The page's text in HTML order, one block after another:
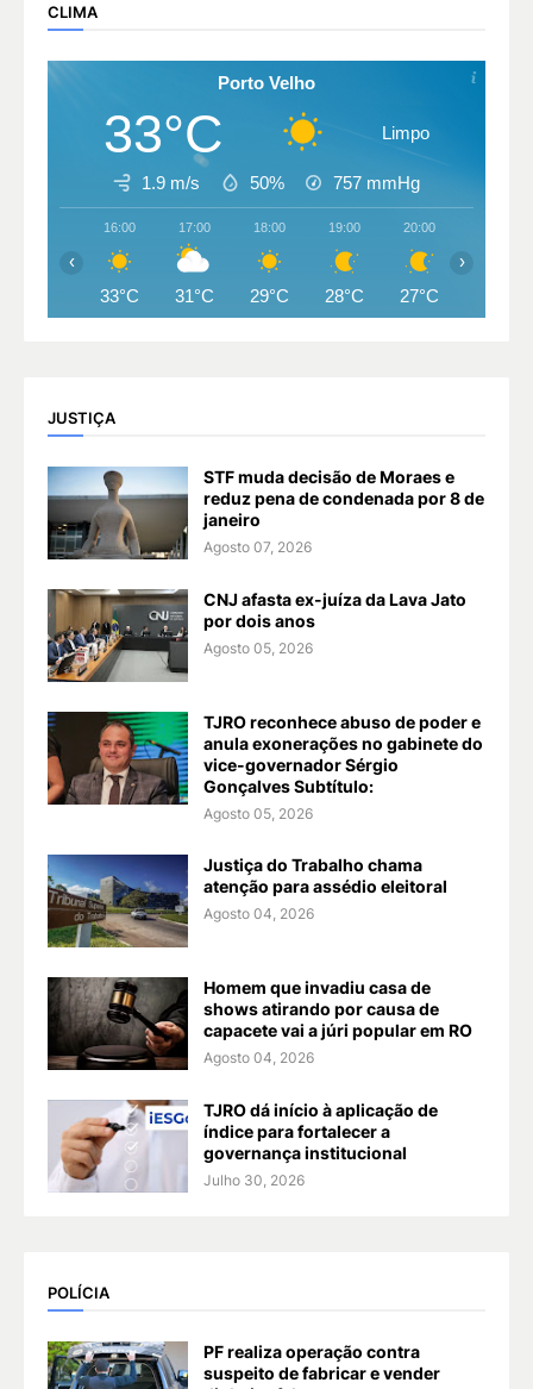
CLIMA
Porto Velho
33°C Limpo
1.9 m/s 50% 757 mmHg
16:00
33°C
17:00
31°C
18:00
29°C
19:00
28°C
20:00
27°C
‹ ›
JUSTIÇA
STF muda decisão de Moraes e
reduz pena de condenada por 8 de
janeiro
Agosto 07, 2026
CNJ afasta ex-juíza da Lava Jato
por dois anos
Agosto 05, 2026
TJRO reconhece abuso de poder e
anula exonerações no gabinete do
vice-governador Sérgio
Gonçalves Subtítulo:
Agosto 05, 2026
Justiça do Trabalho chama
atenção para assédio eleitoral
Agosto 04, 2026
Homem que invadiu casa de
shows atirando por causa de
capacete vai a júri popular em RO
Agosto 04, 2026
TJRO dá início à aplicação de
índice para fortalecer a
governança institucional
Julho 30, 2026
POLÍCIA
PF realiza operação contra
suspeito de fabricar e vender